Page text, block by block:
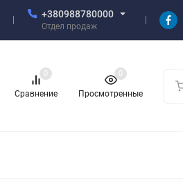
+380988780000
Отдел продаж
Сравнение
0
Просмотренные
0